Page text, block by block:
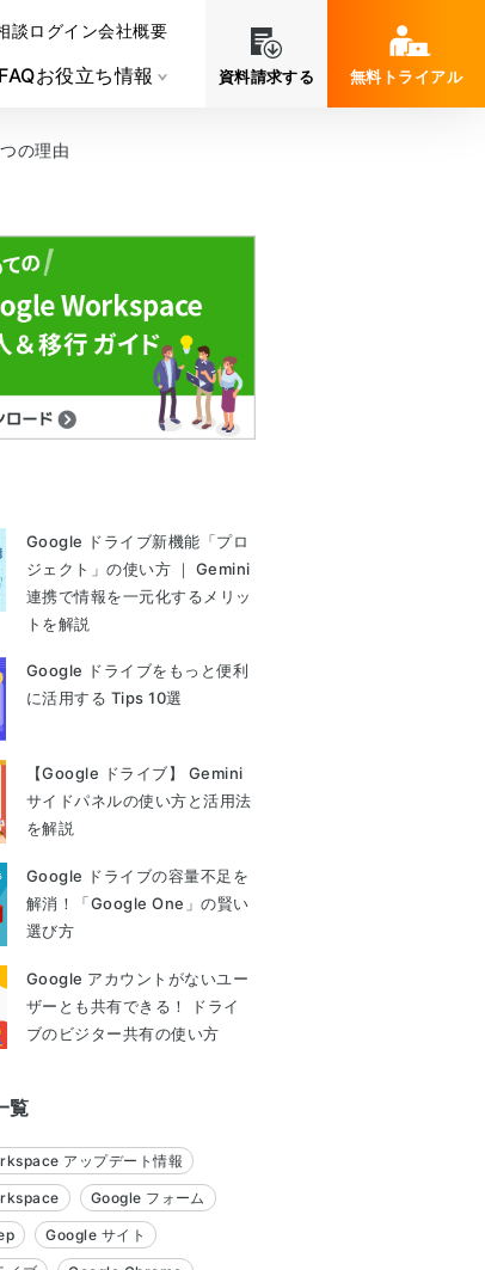
FAQお役立ち情報
談ログイン会社概要
資料請求する 無料トライアル
の理由
Google ドライブ新機能「プロ
ジェクト」の使い方 ｜ Gemini
連携で情報を一元化するメリッ
トを解説
Google ドライブをもっと便利
に活用する Tips 10選
【Google ドライブ】 Gemini
サイドパネルの使い方と活用法
を解説
Google ドライブの容量不足を
解消！「Google One」の賢い
選び方
Google アカウントがないユー
ザーとも共有できる！ ドライ
ブのビジター共有の使い方
覧
アップデート情報
Google フォーム
Google サイト